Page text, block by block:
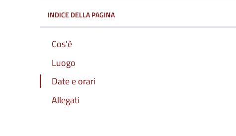
INDICE DELLA PAGINA
Cos'è
Luogo
Date e orari
Allegati